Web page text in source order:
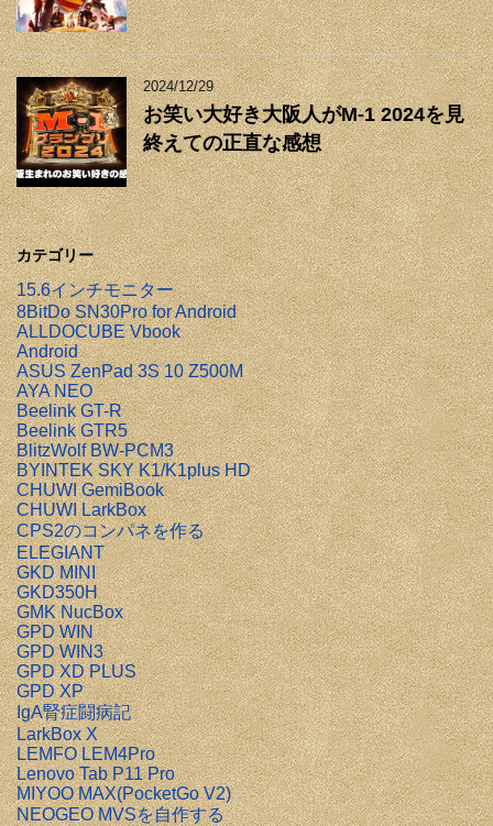
2024/12/29
お笑い大好き大阪人がM-1 2024を見
終えての正直な感想
カテゴリー
15.6インチモニター
8BitDo SN30Pro for Android
ALLDOCUBE Vbook
Android
ASUS ZenPad 3S 10 Z500M
AYA NEO
Beelink GT-R
Beelink GTR5
BlitzWolf BW-PCM3
BYINTEK SKY K1/K1plus HD
CHUWI GemiBook
CHUWI LarkBox
CPS2のコンパネを作る
ELEGIANT
GKD MINI
GKD350H
GMK NucBox
GPD WIN
GPD WIN3
GPD XD PLUS
GPD XP
IgA腎症闘病記
LarkBox X
LEMFO LEM4Pro
Lenovo Tab P11 Pro
MIYOO MAX(PocketGo V2)
NEOGEO MVSを自作する